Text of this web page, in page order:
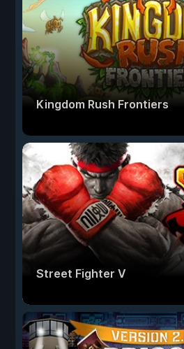
Kingdom Rush Frontiers
Street Fighter V